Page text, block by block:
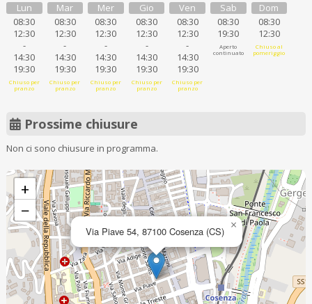
Lun
08:30
12:30
-
14:30
19:30
Chiuso per
pranzo
Mar
08:30
12:30
-
14:30
19:30
Chiuso per
pranzo
Mer
08:30
12:30
-
14:30
19:30
Chiuso per
pranzo
Gio
08:30
12:30
-
14:30
19:30
Chiuso per
pranzo
Ven
08:30
12:30
-
14:30
19:30
Chiuso per
pranzo
Sab
08:30
19:30
Aperto
continuato
Dom
08:30
12:30
Chiuso al
pomeriggio
Prossime chiusure
Non ci sono chiusure in programma.
Via Piave 54, 87100 Cosenza (CS) ×
+
−